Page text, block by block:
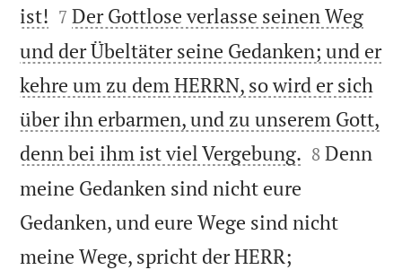
ist! 

7 Der Gottlose verlasse seinen Weg
und der Übeltäter seine Gedanken; und er
kehre um zu dem HERRN, so wird er sich
über ihn erbarmen, und zu unserem Gott,
denn bei ihm ist viel Vergebung. 

8 Denn
meine Gedanken sind nicht eure
Gedanken, und eure Wege sind nicht
meine Wege, spricht der HERR;